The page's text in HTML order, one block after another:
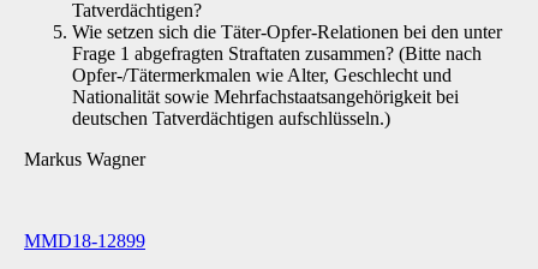
Tatverdächtigen?
Wie setzen sich die Täter-Opfer-Relationen bei den unter
Frage 1 abgefragten Straftaten zusammen? (Bitte nach
Opfer-/Tätermerkmalen wie Alter, Geschlecht und
Nationalität sowie Mehrfachstaatsangehörigkeit bei
deutschen Tatverdächtigen aufschlüsseln.)
Markus Wagner
MMD18-12899